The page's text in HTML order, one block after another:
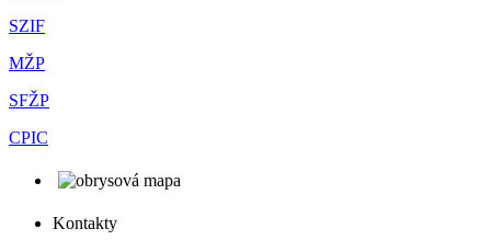
SZIF
MŽP
SFŽP
CPIC
Kontakty